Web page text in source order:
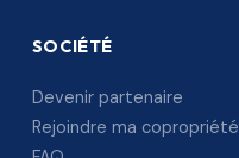
SOCIÉTÉ
Devenir partenaire
Rejoindre ma copropriété